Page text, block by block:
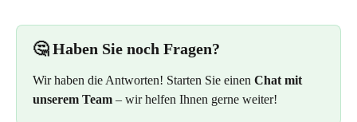
🤔 Haben Sie noch Fragen?
Wir haben die Antworten! Starten Sie einen Chat mit
unserem Team – wir helfen Ihnen gerne weiter!